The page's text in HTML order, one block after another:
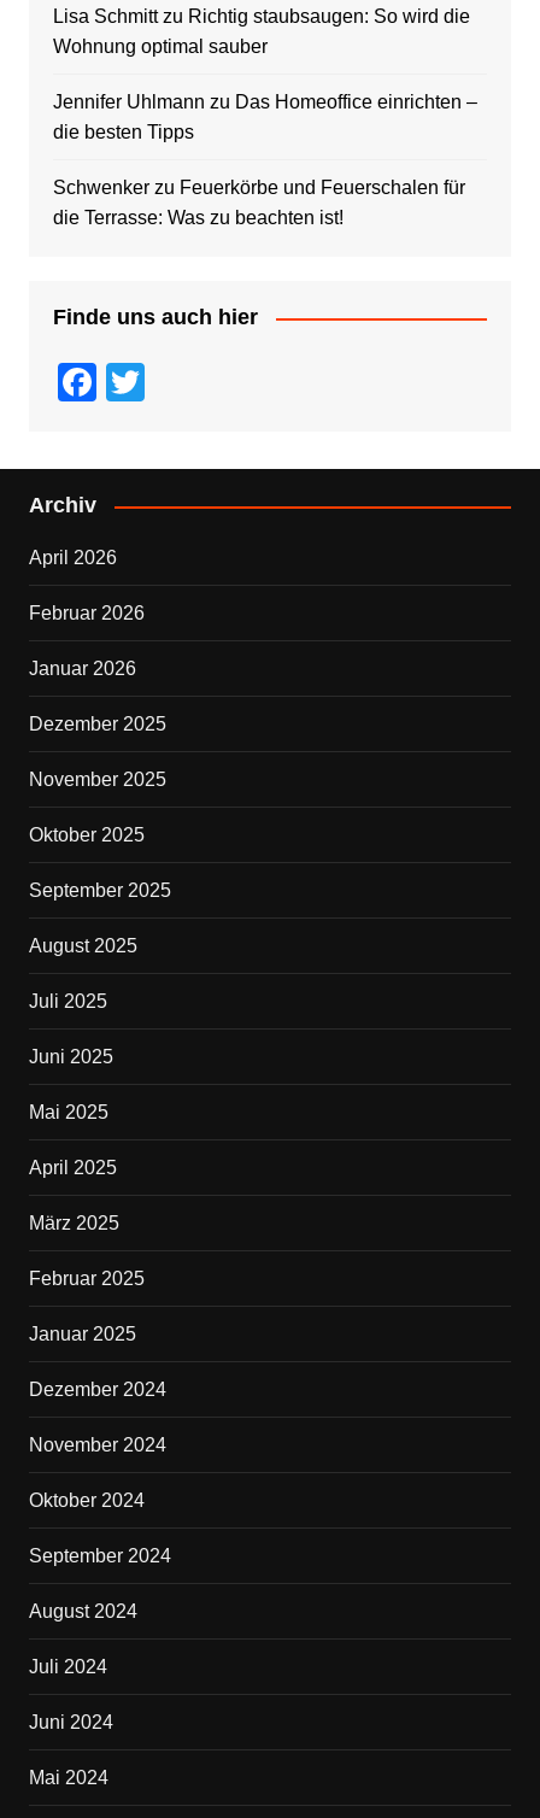
Lisa Schmittzu Richtig staubsaugen: So wird die
Wohnung optimal sauber
Jennifer Uhlmann zu Das Homeoffice einrichten –
die besten Tipps
Schwenkerzu Feuerkörbe und Feuerschalen für
die Terrasse: Was zu beachten ist!
Finde uns auch hier
F
c
e
o
o
k
tt
er
Archiv
April 2026
Februar 2026
Januar 2026
Dezember 2025
November 2025
Oktober 2025
September 2025
August 2025
Juli 2025
Juni 2025
Mai 2025
April 2025
März 2025
Februar 2025
Januar 2025
Dezember 2024
November 2024
Oktober 2024
September 2024
August 2024
Juli 2024
Juni 2024
Mai 2024